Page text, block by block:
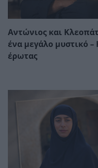
Αντώνιος και
ένα μεγάλο μυστικό –
έρωτας